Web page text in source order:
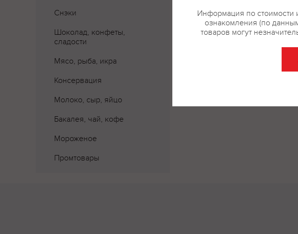
Снэки
Шоколад, конфеты,
сладости
Мясо, рыба, икра
Консервация
Молоко, сыр, яйцо
Бакалея, чай, кофе
Мороженое
Промтовары
Информация по стоимости
ознакомления (по
товаров могут